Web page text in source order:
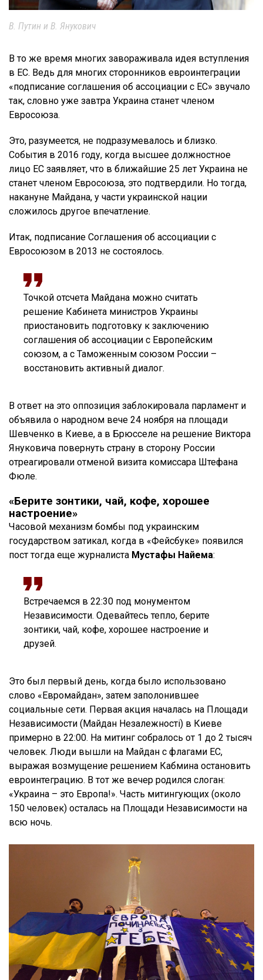
В. Путин и В. Янукович
В то же время многих завораживала идея вступления
в ЕС. Ведь для многих сторонников евроинтеграции
«подписание соглашения об ассоциации с ЕС» звучало
так, словно уже завтра Украина станет членом
Евросоюза.
Это, разумеется, не подразумевалось и близко.
События в 2016 году, когда высшее должностное
лицо ЕС заявляет, что в ближайшие 25 лет Украина не
станет членом Евросоюза, это подтвердили. Но тогда,
накануне Майдана, у части украинской нации
сложилось другое впечатление.
Итак, подписание Соглашения об ассоциации с
Евросоюзом в 2013 не состоялось.
Точкой отсчета Майдана можно считать
решение Кабинета министров Украины
приостановить подготовку к заключению
соглашения об ассоциации с Европейским
союзом, а с Таможенным союзом России –
восстановить активный диалог.
В ответ на это оппозиция заблокировала парламент и
объявила о народном вече 24 ноября на площади
Шевченко в Киеве, а в Брюсселе на решение Виктора
Януковича повернуть страну в сторону России
отреагировали отменой визита комиссара Штефана
Фюле.
«Берите зонтики, чай, кофе, хорошее
настроение»
Часовой механизм бомбы под украинским
государством затикал, когда в «Фейсбуке» появился
пост тогда еще журналиста Мустафы Найема:
Встречаемся в 22:30 под монументом
Независимости. Одевайтесь тепло, берите
зонтики, чай, кофе, хорошее настроение и
друзей.
Это был первый день, когда было использовано
слово «Евромайдан», затем заполонившее
социальные сети. Первая акция началась на Площади
Независимости (Майдан Незалежності) в Киеве
примерно в 22:00. На митинг собралось от 1 до 2 тысяч
человек. Люди вышли на Майдан с флагами ЕС,
выражая возмущение решением Кабмина остановить
евроинтеграцию. В тот же вечер родился слоган:
«Украина – это Европа!». Часть митингующих (около
150 человек) осталась на Площади Независимости на
всю ночь.